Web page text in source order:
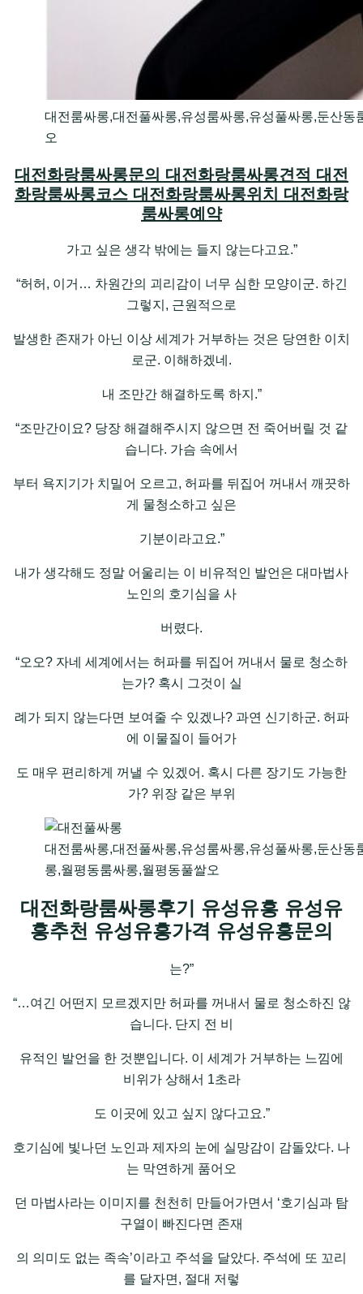
대전룸싸롱,대전풀싸롱,유성룸싸롱,유성풀싸롱,둔산
오
대전화랑룸싸롱문의 대전화랑룸싸롱견적 대전
화랑룸싸롱코스 대전화랑룸싸롱위치 대전화랑
룸싸롱예약
가고 싶은 생각 밖에는 들지 않는다고요.”
“허허, 이거… 차원간의 괴리감이 너무 심한 모양이군. 하긴
그렇지, 근원적으로
발생한 존재가 아닌 이상 세계가 거부하는 것은 당연한 이치
로군. 이해하겠네.
내 조만간 해결하도록 하지.”
“조만간이요? 당장 해결해주시지 않으면 전 죽어버릴 것 같
습니다. 가슴 속에서
부터 욕지기가 치밀어 오르고, 허파를 뒤집어 꺼내서 깨끗하
게 물청소하고 싶은
기분이라고요.”
내가 생각해도 정말 어울리는 이 비유적인 발언은 대마법사
노인의 호기심을 사
버렸다.
“오오? 자네 세계에서는 허파를 뒤집어 꺼내서 물로 청소하
는가? 혹시 그것이 실
례가 되지 않는다면 보여줄 수 있겠나? 과연 신기하군. 허파
에 이물질이 들어가
도 매우 편리하게 꺼낼 수 있겠어. 혹시 다른 장기도 가능한
가? 위장 같은 부위
대전룸싸롱,대전풀싸롱,유성룸싸롱,유성풀싸롱,둔산동
롱,월평동룸싸롱,월평동풀쌀오
대전화랑룸싸롱후기 유성유흥 유성유
흥추천 유성유흥가격 유성유흥문의
는?”
“…여긴 어떤지 모르겠지만 허파를 꺼내서 물로 청소하진 않
습니다. 단지 전 비
유적인 발언을 한 것뿐입니다. 이 세계가 거부하는 느낌에
비위가 상해서 1초라
도 이곳에 있고 싶지 않다고요.”
호기심에 빛나던 노인과 제자의 눈에 실망감이 감돌았다. 나
는 막연하게 품어오
던 마법사라는 이미지를 천천히 만들어가면서 ‘호기심과 탐
구열이 빠진다면 존재
의 의미도 없는 족속’이라고 주석을 달았다. 주석에 또 꼬리
를 달자면, 절대 저렇